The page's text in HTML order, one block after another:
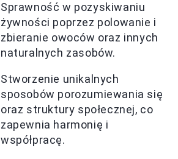
Sprawność w pozyskiwaniu
żywności poprzez polowanie i
zbieranie owoców oraz innych
naturalnych zasobów.
Stworzenie unikalnych
sposobów porozumiewania się
oraz struktury społecznej, co
zapewnia harmonię i
współpracę.